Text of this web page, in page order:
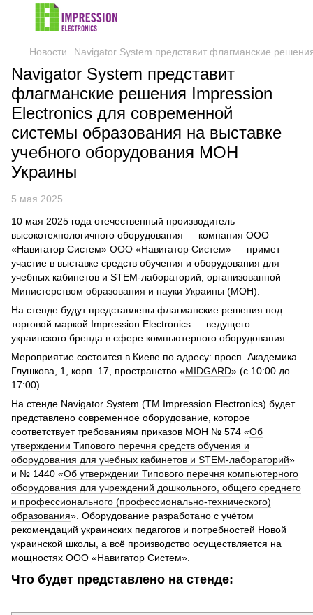
Новости Navigator System представит флагманские
Navigator System представит
флагманские решения Impression
Electronics для современной
системы образования на выставке
учебного оборудования МОН
Украины
5 мая 2025
10 мая 2025 года отечественный производитель
высокотехнологичного оборудования — компания ООО
«Навигатор Систем» ООО «Навигатор Систем» — примет
участие в выставке средств обучения и оборудования для
учебных кабинетов и STEM-лабораторий, организованной
Министерством образования и науки Украины (МОН).
На стенде будут представлены флагманские решения под
торговой маркой Impression Electronics — ведущего
украинского бренда в сфере компьютерного оборудования.
Мероприятие состоится в Киеве по адресу: просп. Академика
Глушкова, 1, корп. 17, пространство «MIDGARD» (с 10:00 до
17:00).
На стенде Navigator System (ТМ Impression Electronics) будет
представлено современное оборудование, которое
соответствует требованиям приказов МОН № 574 «Об
утверждении Типового перечня средств обучения и
оборудования для учебных кабинетов и STEM-лабораторий»
и № 1440 «Об утверждении Типового перечня компьютерного
оборудования для учреждений дошкольного, общего среднего
и профессионального (профессионально-технического)
образования». Оборудование разработано с учётом
рекомендаций украинских педагогов и потребностей Новой
украинской школы, а всё производство осуществляется на
мощностях ООО «Навигатор Систем».
Что будет представлено на стенде: